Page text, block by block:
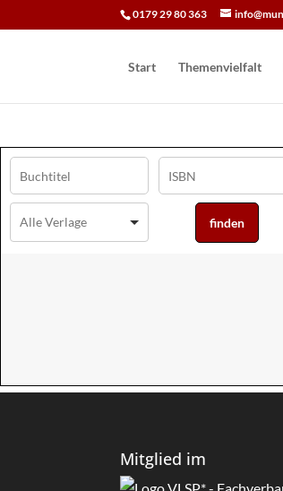
0179 29 80 363
Start Themenvielfalt
Mitglied im